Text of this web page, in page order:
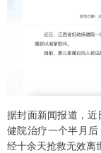
据封面新闻报道，
健院治疗一个半月后
经十余天抢救无效离